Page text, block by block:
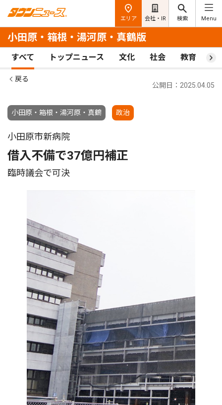
エリア 会社・IR 検索 Menu
小田原・箱根・湯河原・真鶴版
すべて トップニュース 文化 社会 教育 ス
戻る
小田原・箱根・湯河原・真鶴 政治
公開日：2025.04.05
小田原市新病院
借入不備で37億円補正
臨時議会で可決